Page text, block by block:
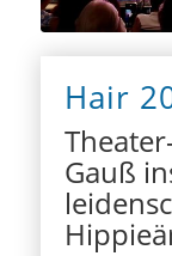
Hair
Gauß